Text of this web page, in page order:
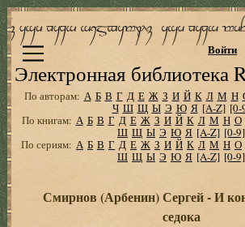
Электронная библиотека
Войти
По авторам: А Б В Г Д Е Ж З И Й К Л М Н
Ч Ш Щ Ы Э Ю Я [A-Z] [0-
По книгам: А Б В Г Д Е Ж З И Й К Л М Н О
Ш Щ Ы Э Ю Я [A-Z] [0-9]
По сериям: А Б В Г Д Е Ж З И Й К Л М Н О
Ш Щ Ы Э Ю Я [A-Z] [0-9]
Смирнов (Арбенин) Сергей - И
седока